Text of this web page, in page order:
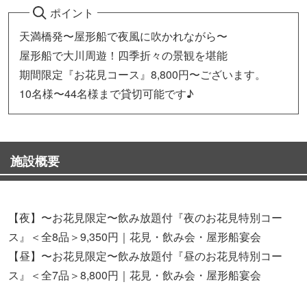
ポイント
天満橋発〜屋形船で夜風に吹かれながら〜
屋形船で大川周遊！四季折々の景観を堪能
期間限定『お花見コース』8,800円〜ございます。
10名様〜44名様まで貸切可能です♪
施設概要
【夜】〜お花見限定〜飲み放題付『夜のお花見特別コー
ス』＜全8品＞9,350円｜花見・飲み会・屋形船宴会
【昼】〜お花見限定〜飲み放題付『昼のお花見特別コー
ス』＜全7品＞8,800円｜花見・飲み会・屋形船宴会